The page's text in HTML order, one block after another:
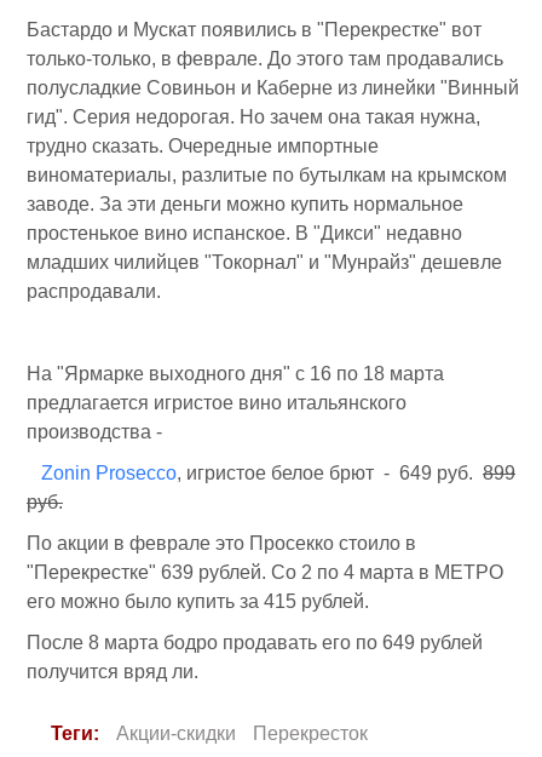
Бастардо и Мускат появились в "Перекрестке" вот
только-только, в феврале. До этого там продавались
полусладкие Совиньон и Каберне из линейки "Винный
гид". Серия недорогая. Но зачем она такая нужна,
трудно сказать. Очередные импортные
виноматериалы, разлитые по бутылкам на крымском
заводе. За эти деньги можно купить нормальное
простенькое вино испанское. В "Дикси" недавно
младших чилийцев "Токорнал" и "Мунрайз" дешевле
распродавали.
На "Ярмарке выходного дня" с 16 по 18 марта
предлагается игристое вино итальянского
производства -
Zonin Prosecco, игристое белое брют - 649 руб. 899
руб.
По акции в феврале это Просекко стоило в
"Перекрестке" 639 рублей. Со 2 по 4 марта в МЕТРО
его можно было купить за 415 рублей.
После 8 марта бодро продавать его по 649 рублей
получится вряд ли.
Теги: Акции-скидки Перекресток